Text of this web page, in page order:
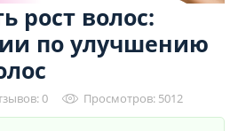
рост волос:
по улучшению
0 Просмотров: 5012